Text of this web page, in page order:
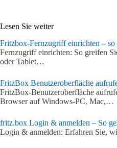
Lesen Sie weiter
Fritzbox-Fernzugriff einrichten – so
Fernzugriff einrichten: So greifen
oder Tablet…
FritzBox Benutzeroberfläche
FritzBox-Benutzeroberfläche
Browser auf Windows-PC, Mac,…
fritz.box Login & anmelden – So
Login & anmelden: Erfahren Sie,